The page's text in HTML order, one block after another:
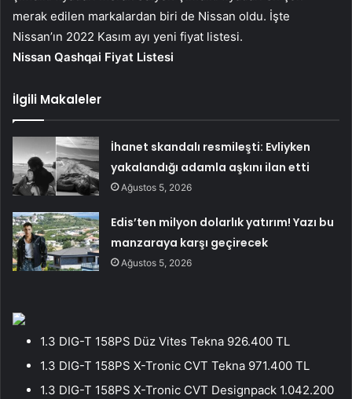
merak edilen markalardan biri de Nissan oldu. İşte
Nissan’ın 2022 Kasım ayı yeni fiyat listesi.
Nissan Qashqai Fiyat Listesi
İlgili Makaleler
İhanet skandalı resmileşti: Evliyken
yakalandığı adamla aşkını ilan etti
Ağustos 5, 2026
Edis’ten milyon dolarlık yatırım! Yazı bu
manzaraya karşı geçirecek
Ağustos 5, 2026
1.3 DIG-T 158PS Düz Vites Tekna 926.400 TL
1.3 DIG-T 158PS X-Tronic CVT Tekna 971.400 TL
1.3 DIG-T 158PS X-Tronic CVT Designpack 1.042.200